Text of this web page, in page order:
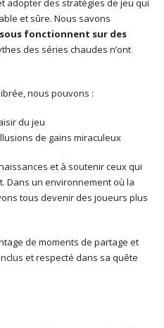
adopter des stratégies de jeu qui
et sûre. Nous savons
sous fonctionnent sur des
des séries chaudes n’ont
nous pouvons :
du jeu
de gains miraculeux
et à soutenir ceux qui
Dans un environnement où la
tous devenir des joueurs plus
de moments de partage et
et respecté dans sa quête